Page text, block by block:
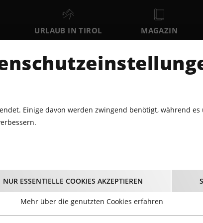
URLAUB IN TIROL MAGAZIN
SA SO MO 11
am
Einige davon werden zwingend benötigt, während
NUR ESSENTIELLE COOKIES AKZEPTIEREN
Mehr über die genutzten Cookies erfahren